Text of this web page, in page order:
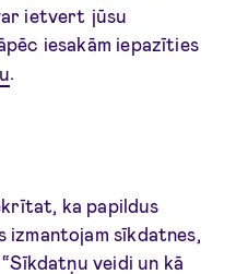
ietvert jūsu
iesakām iepazīties
.
ka papildus
izmantojam sīkdatnes,
veidi un kā